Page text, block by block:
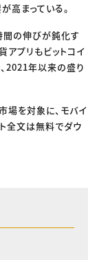
高まっている。
間の伸びが鈍化す
アプリもビットコイ
2021年以来の盛り
場を対象に、モバイ
全文は無料でダウ